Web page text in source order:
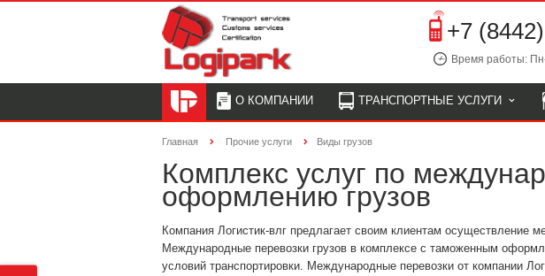
+7
Время работы:
О КОМПАНИИ ТРАНСПОРТНЫЕ УСЛУГИ
Главная Прочие услуги Виды грузов
Комплекс услуг по
оформлению грузов
Компания Логистик-влг предлагает своим клиентам осуществление
Международные перевозки грузов в комплексе с таможенным
условий транспортировки. Международные перевозки от компании